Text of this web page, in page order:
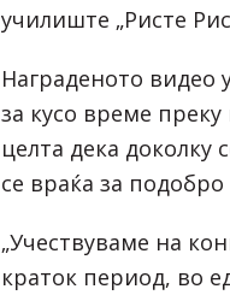
училиште „Ристе
Награденото видео
за кусо време преку
целта дека доколку
се враќа за подобро
„Учествуваме на
краток период, во